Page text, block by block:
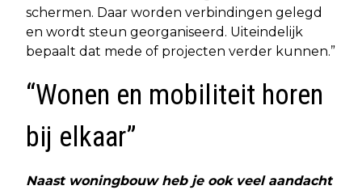
schermen. Daar worden verbindingen gelegd
en wordt steun georganiseerd. Uiteindelijk
bepaalt dat mede of projecten verder kunnen.”
“Wonen en mobiliteit horen
bij elkaar”
Naast woningbouw heb je ook veel aandacht